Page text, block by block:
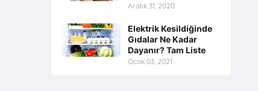
Aralık 31, 2020
Elektrik Kesildiğinde
Gıdalar Ne Kadar
Dayanır? Tam Liste
Ocak 03, 2021